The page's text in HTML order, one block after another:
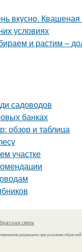
вкусно.
условиях
и растим –
садоводов
банках
обзор и таблица
участке
связь
разрешено при указании обратной